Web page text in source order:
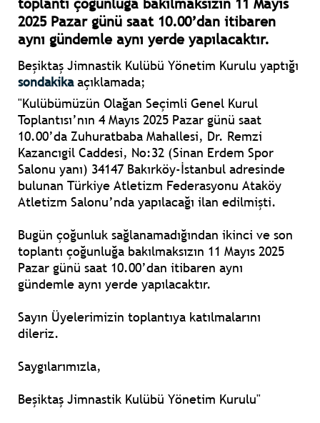
toplantı çoğunluğa bakılmaksızın 11 Mayıs
2025 Pazar günü saat 10.00’dan itibaren
aynı gündemle aynı yerde yapılacaktır.
Beşiktaş Jimnastik Kulübü Yönetim Kurulu yaptığı
sondakikaaçıklamada;
"Kulübümüzün Olağan Seçimli Genel Kurul
Toplantısı’nın 4 Mayıs 2025 Pazar günü saat
10.00’da Zuhuratbaba Mahallesi, Dr. Remzi
Kazancıgil Caddesi, No:32 (Sinan Erdem Spor
Salonu yanı) 34147 Bakırköy-İstanbul adresinde
bulunan Türkiye Atletizm Federasyonu Ataköy
Atletizm Salonu’nda yapılacağı ilan edilmişti.
Bugün çoğunluk sağlanamadığından ikinci ve son
toplantı çoğunluğa bakılmaksızın 11 Mayıs 2025
Pazar günü saat 10.00’dan itibaren aynı
gündemle aynı yerde yapılacaktır.
Sayın Üyelerimizin toplantıya katılmalarını
dileriz.
Saygılarımızla,
Beşiktaş Jimnastik Kulübü Yönetim Kurulu"